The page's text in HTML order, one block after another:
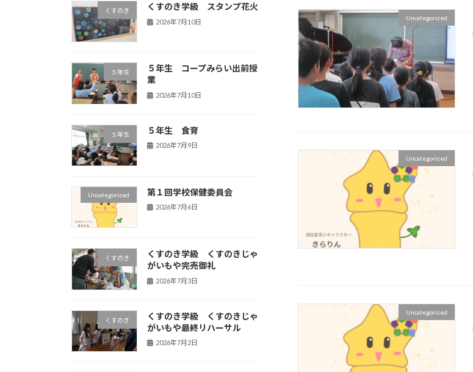
Uncategorized
Uncategorized
Uncategorized
くすのき くすのき学級 スタンプ花火
2026年7月10日
５年生
５年生 コープみらい出前授
業
2026年7月10日
５年生 ５年生 食育
2026年7月9日
Uncategorized 第１回学校保健委員会
2026年7月6日
くすのき
くすのき学級 くすのきじゃ
がいもや完売御礼
2026年7月3日
くすのき
くすのき学級 くすのきじゃ
がいもや最終リハーサル
2026年7月2日